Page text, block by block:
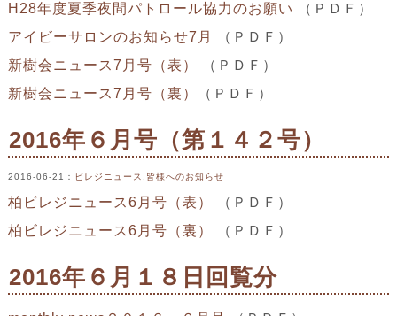
H28年度夏季夜間パトロール協力のお願い
（ＰＤＦ）
アイビーサロンのお知らせ7月
（ＰＤＦ）
新樹会ニュース7月号（表）
（ＰＤＦ）
新樹会ニュース7月号（裏）
（ＰＤＦ）
2016年６月号（第１４２号）
2016-06-21 ： ビレジニュース 皆様へのお知らせ
柏ビレジニュース6月号（表）
（ＰＤＦ）
柏ビレジニュース6月号（裏）
（ＰＤＦ）
2016年６月１８日回覧分